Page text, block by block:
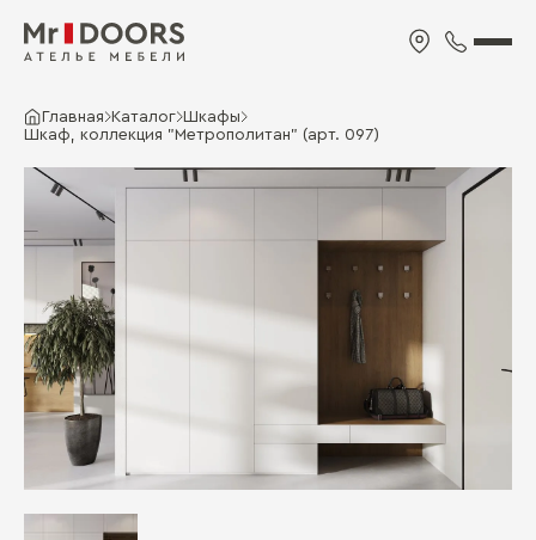
Главная Каталог Шкафы
Шкаф, коллекция "Метрополитан" (арт. 097)